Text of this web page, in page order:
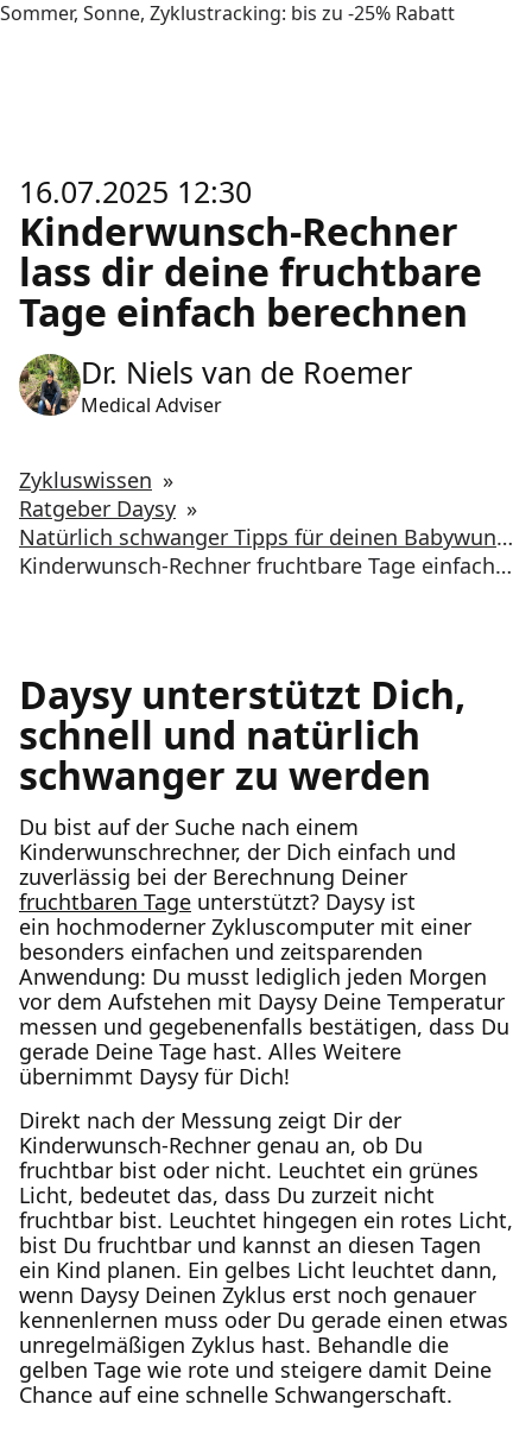
Sommer, Sonne, Zyklustracking: bis zu -25% Rabatt
16.07.2025 12:30
Kinderwunsch-Rechner
lass dir deine fruchtbare
Tage einfach berechnen
Dr. Niels van de Roemer
Medical Adviser
Zykluswissen »
Ratgeber Daysy »
Natürlich schwanger Tipps für deinen Babywunsch
Kinderwunsch-Rechner fruchtbare Tage einfach berechnen lassen
Daysy unterstützt Dich,
schnell und natürlich
schwanger zu werden
Du bist auf der Suche nach einem
Kinderwunschrechner, der Dich einfach und
zuverlässig bei der Berechnung Deiner
fruchtbaren Tage unterstützt? Daysy ist
ein hochmoderner Zykluscomputer mit einer
besonders einfachen und zeitsparenden
Anwendung: Du musst lediglich jeden Morgen
vor dem Aufstehen mit Daysy Deine Temperatur
messen und gegebenenfalls bestätigen, dass Du
gerade Deine Tage hast. Alles Weitere
übernimmt Daysy für Dich!
Direkt nach der Messung zeigt Dir der
Kinderwunsch-Rechner genau an, ob Du
fruchtbar bist oder nicht. Leuchtet ein grünes
Licht, bedeutet das, dass Du zurzeit nicht
fruchtbar bist. Leuchtet hingegen ein rotes Licht,
bist Du fruchtbar und kannst an diesen Tagen
ein Kind planen. Ein gelbes Licht leuchtet dann,
wenn Daysy Deinen Zyklus erst noch genauer
kennenlernen muss oder Du gerade einen etwas
unregelmäßigen Zyklus hast. Behandle die
gelben Tage wie rote und steigere damit Deine
Chance auf eine schnelle Schwangerschaft.